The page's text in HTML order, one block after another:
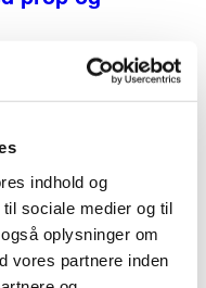
indhold og
sociale medier og til
oplysninger om
vores partnere inden
og er en kraftig
bruges til
fås i en
produceret i Italien og er